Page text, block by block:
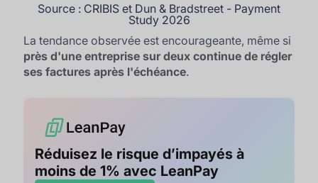
Source : CRIBIS et Dun & Bradstreet - Payment
Study 2026
La tendance observée est encourageante, même si
près d'une entreprise sur deux continue de régler
ses factures après l'échéance.
Réduisez le risque d’impayés à
moins de 1% avec LeanPay